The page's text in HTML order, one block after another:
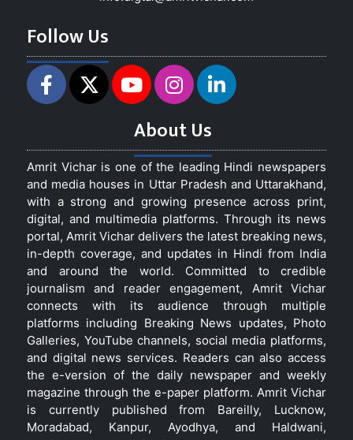
Follow Us
About Us
Amrit Vichar is one of the leading Hindi newspapers
and media houses in Uttar Pradesh and Uttarakhand,
with a strong and growing presence across print,
digital, and multimedia platforms. Through its news
portal, Amrit Vichar delivers the latest breaking news,
in-depth coverage, and updates in Hindi from India
and around the world. Committed to credible
journalism and reader engagement, Amrit Vichar
connects with its audience through multiple
platforms including Breaking News updates, Photo
Galleries, YouTube channels, social media platforms,
and digital news services. Readers can also access
the e-version of the daily newspaper and weekly
magazine through the e-paper platform. Amrit Vichar
is currently published from Bareilly, Lucknow,
Moradabad, Kanpur, Ayodhya, and Haldwani,